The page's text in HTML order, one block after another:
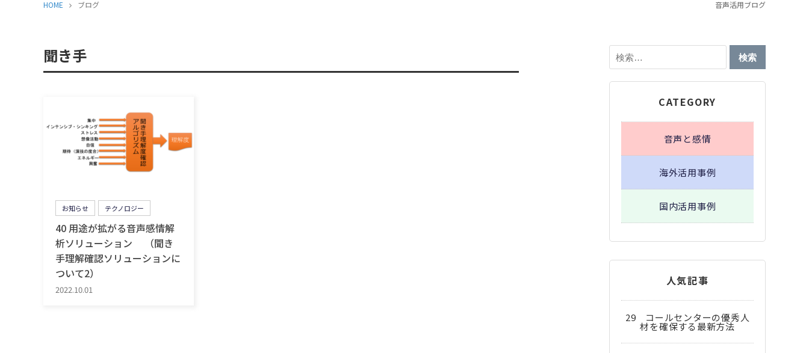
HOME ブログ 音声活用ブログ
聞き手
お知らせ テクノロジー
40 用途が拡がる音声感情解
析ソリューション （聞き
手理解確認ソリューションに
ついて2）
2022.10.01
検
CATEGORY
音声と感情
海外活用事例
国内活用事例
人気記事
29 コールセンターの優秀人
材を確保する最新方法